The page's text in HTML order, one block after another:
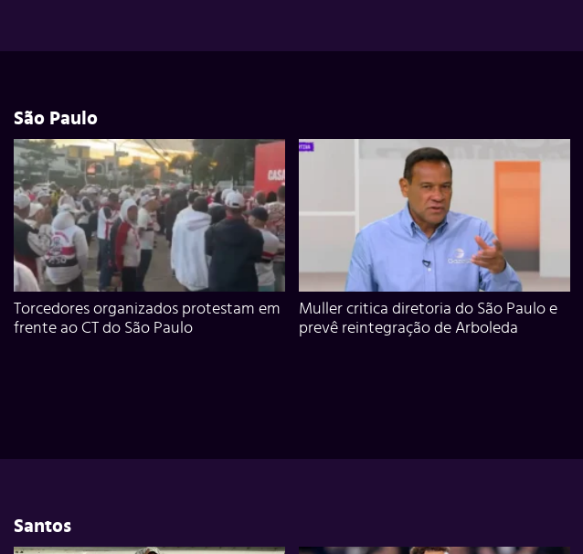
São Paulo
Torcedores organizados protestam em
frente ao CT do São Paulo
Muller critica diretoria do São Paulo e
prevê reintegração de Arboleda
Santos